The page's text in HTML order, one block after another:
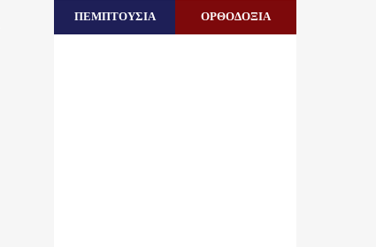
ΠΕΜΠΤΟΥΣΙΑ ΟΡΘΟΔΟΞΙΑ